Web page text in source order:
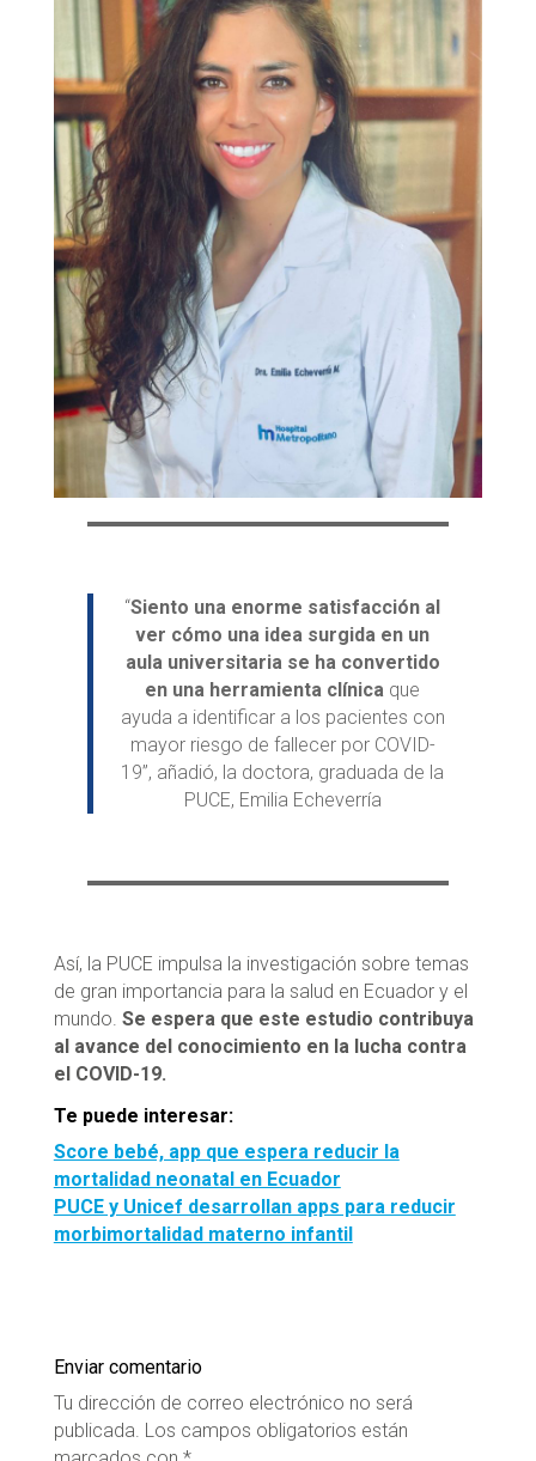
“Siento una enorme satisfacción al
ver cómo una idea surgida en un
aula universitaria se ha convertido
en una herramienta clínica que
ayuda a identificar a los pacientes con
mayor riesgo de fallecer por COVID-
19”, añadió, la doctora, graduada de la
PUCE, Emilia Echeverría
Así, la PUCE impulsa la investigación sobre temas
de gran importancia para la salud en Ecuador y el
mundo. Se espera que este estudio contribuya
al avance del conocimiento en la lucha contra
el COVID-19.
Te puede interesar:
Score bebé, app que espera reducir la
mortalidad neonatal en Ecuador
PUCE y Unicef desarrollan apps para reducir
morbimortalidad materno infantil
Enviar comentario
Tu dirección de correo electrónico no será
publicada. Los campos obligatorios están